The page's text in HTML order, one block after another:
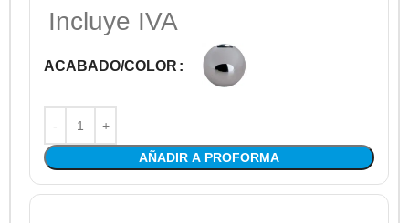
Incluye IVA
ACABADO/COLOR
AÑADIR A PROFORMA